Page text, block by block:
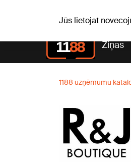
Jūs lietojat
Ziņas
1188 uzņēmumu